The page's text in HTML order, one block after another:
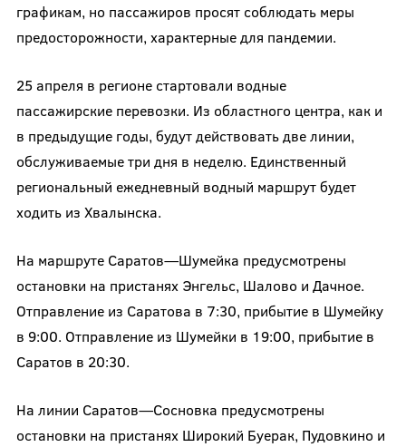
графикам, но пассажиров просят соблюдать меры
предосторожности, характерные для пандемии.
25 апреля в регионе стартовали водные
пассажирские перевозки. Из областного центра, как и
в предыдущие годы, будут действовать две линии,
обслуживаемые три дня в неделю. Единственный
региональный ежедневный водный маршрут будет
ходить из Хвалынска.
На маршруте Саратов—Шумейка предусмотрены
остановки на пристанях Энгельс, Шалово и Дачное.
Отправление из Саратова в 7:30, прибытие в Шумейку
в 9:00. Отправление из Шумейки в 19:00, прибытие в
Саратов в 20:30.
На линии Саратов—Сосновка предусмотрены
остановки на пристанях Широкий Буерак, Пудовкино и